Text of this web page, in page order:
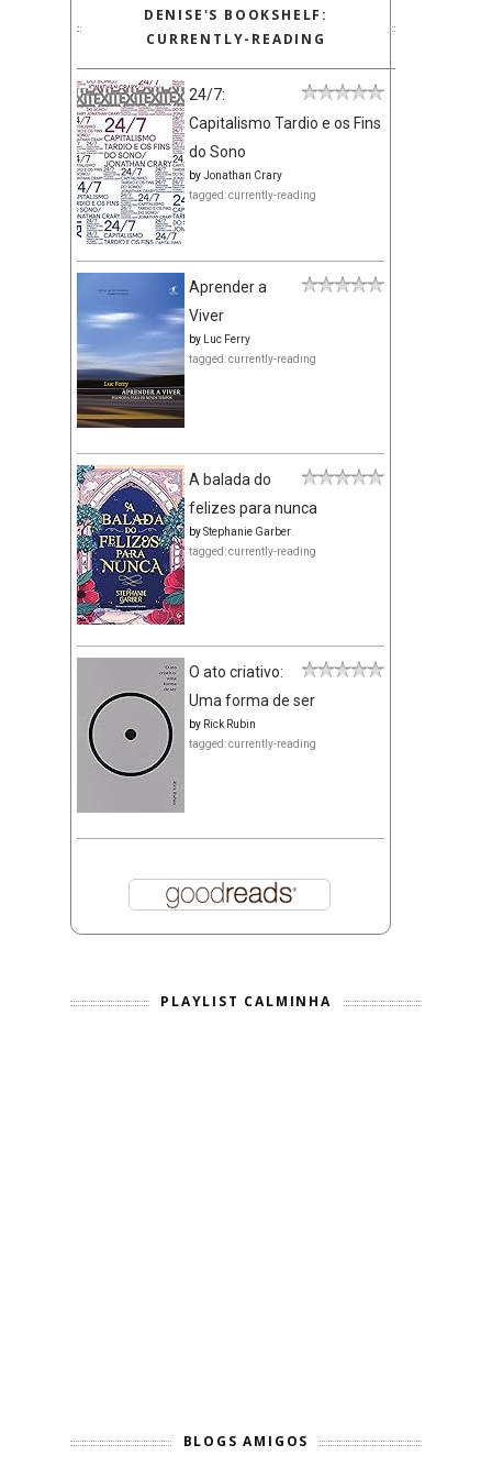
DENISE'S BOOKSHELF:
CURRENTLY-READING
24/7:
Capitalismo Tardio e os Fins
do Sono
byJonathan Crary
tagged: currently-reading
Aprender a
Viver
by Luc Ferry
tagged: currently-reading
A balada do
felizes para nunca
byStephanie Garber
tagged: currently-reading
O ato criativo:
Uma forma de ser
by Rick Rubin
tagged: currently-reading
PLAYLIST CALMINHA
BLOGS AMIGOS